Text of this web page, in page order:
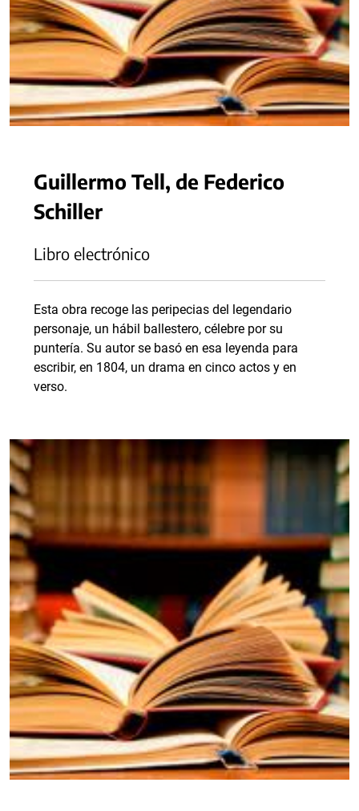
Guillermo Tell, de Federico
Schiller
Libro electrónico
Esta obra recoge las peripecias del legendario
personaje, un hábil ballestero, célebre por su
puntería. Su autor se basó en esa leyenda para
escribir, en 1804, un drama en cinco actos y en
verso.